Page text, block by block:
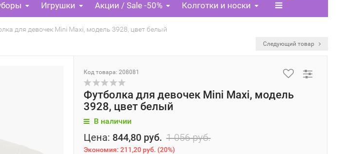
Игрушки Акции / Sale -50% Колготки и носки
для девочек Mini Maxi, модель 3928, цвет белый
Следующий товар
Код товара: 208081
Футболка для девочек Mini Maxi, модель
3928, цвет белый
В наличии
Цена: 844,80 руб. 1 056 руб.
Экономия: 211,20 руб. (20%)